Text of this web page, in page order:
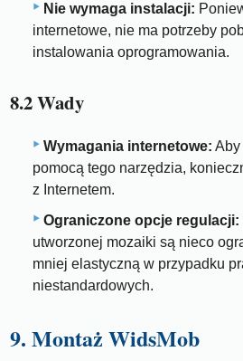
Nie wymaga instalacji:
internetowe, nie ma potrzeby
instalowania oprogramowania.
8.2 Wady
Wymagania internetowe: Aby
pomocą tego narzędzia,
z Internetem.
Ograniczone opcje regulacji:
utworzonej mozaiki są nieco
mniej elastyczną w przypadku
niestandardowych.
9. Montaż WidsMob